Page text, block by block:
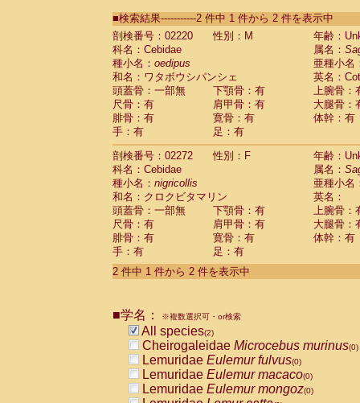
CebidaeSaguinus labiatus(0)
Cebidae Saguinus leucopus (0)
Cebidae
Cebidae
CebidaeSaguinus nigricollis (1)
Cebidae Saguinus oedipus
Cebidae Saguinus weddelli
Cebidae Saguinusspp.
Cebidae Aotus trivirgatus
Cebidae Cebus albifrons
Cebidae
CebidaeCebus capucinus
CebidaeCebus nigrivittatus
Cebidae Cebusspp.(0)
Cebidae Saimiri boliviensis
Cebidae Saimiri sciureus
Atelidae Alouatta caraya
AtelidaeAlouatta fusca
AtelidaeAlouatta seniculus
AtelidaeAteles belzebuth
AtelidaeAteles geoffroyi
AtelidaeAteles paniscus(0)
AtelidaeAtelesspp. (0)
AtelidaeLagothrix lagothricha
AtelidaeLagothrix lagothricha cana
PitheciidaeCacajao calvus
■検索結果-----------2 件中 1 件から 2 件を表示中
剖検番号：02220
性別：M
年齢：
科名：Cebidae
属名：
種小名： oedipus
亜種小名
和名：ワタボウシパンシェ
英名：
頭蓋骨：一部無
下顎骨：有
上腕骨：
尺骨：有
肩甲骨：有
大腿骨：
腓骨：有
寛骨：有
体幹：有
手：有
足：有
剖検番号：02272
性別：F
年齢：
科名：Cebidae
属名：
種小名： nigricollis
亜種小名
和名：クロクビタマリン
英名：
頭蓋骨：一部無
下顎骨：有
上腕骨：
尺骨：有
肩甲骨：有
大腿骨：
腓骨：有
寛骨：有
体幹：有
手：有
足：有
2 件中 1 件から 2 件を表示中
■学名： ※複数選択可・or検索
All species(2)
Cheirogaleidae Microcebus murinus(0)
Lemuridae Eulemur fulvus(0)
Lemuridae Eulemur macaco(0)
Lemuridae Eulemur mongoz(0)